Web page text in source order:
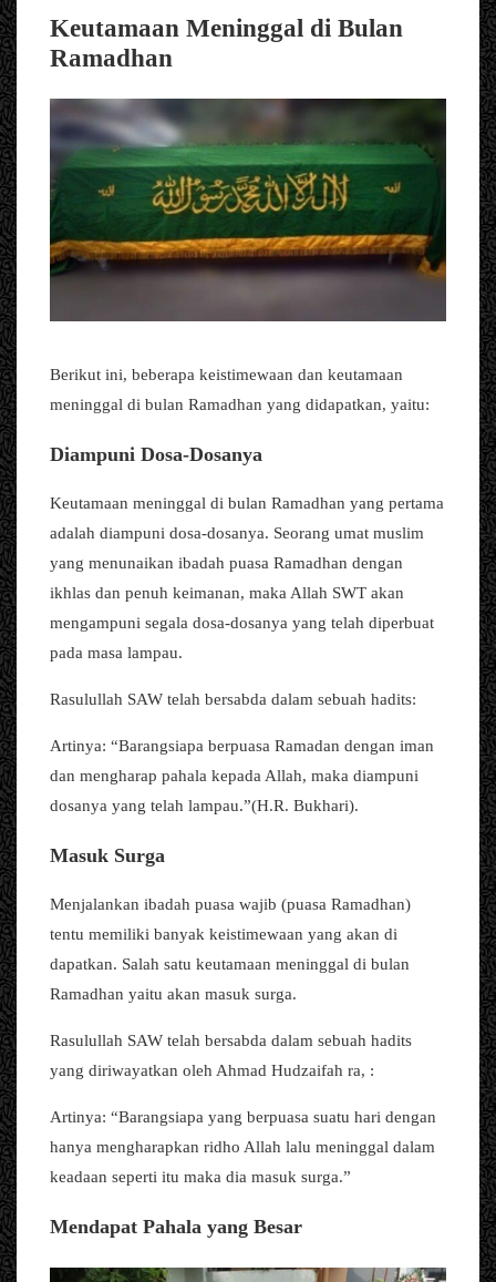
Keutamaan Meninggal di Bulan
Ramadhan
Berikut ini, beberapa keistimewaan dan keutamaan
meninggal di bulan Ramadhan yang didapatkan, yaitu:
Diampuni Dosa-Dosanya
Keutamaan meninggal di bulan Ramadhan yang pertama
adalah diampuni dosa-dosanya. Seorang umat muslim
yang menunaikan ibadah puasa Ramadhan dengan
ikhlas dan penuh keimanan, maka Allah SWT akan
mengampuni segala dosa-dosanya yang telah diperbuat
pada masa lampau.
Rasulullah SAW telah bersabda dalam sebuah hadits:
Artinya: “Barangsiapa berpuasa Ramadan dengan iman
dan mengharap pahala kepada Allah, maka diampuni
dosanya yang telah lampau.”(H.R. Bukhari).
Masuk Surga
Menjalankan ibadah puasa wajib (puasa Ramadhan)
tentu memiliki banyak keistimewaan yang akan di
dapatkan. Salah satu keutamaan meninggal di bulan
Ramadhan yaitu akan masuk surga.
Rasulullah SAW telah bersabda dalam sebuah hadits
yang diriwayatkan oleh Ahmad Hudzaifah ra, :
Artinya: “Barangsiapa yang berpuasa suatu hari dengan
hanya mengharapkan ridho Allah lalu meninggal dalam
keadaan seperti itu maka dia masuk surga.”
Mendapat Pahala yang Besar